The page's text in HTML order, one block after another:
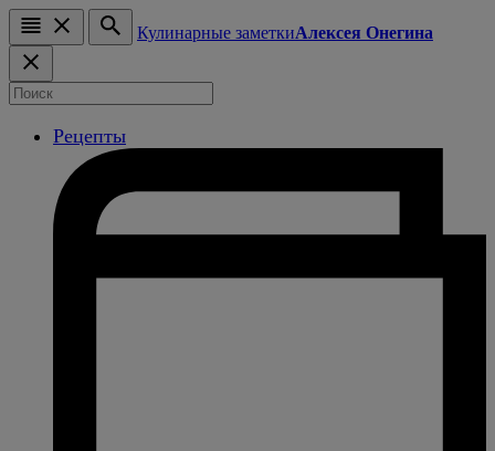
Кулинарные заметкиАлексея Онегина
Рецепты